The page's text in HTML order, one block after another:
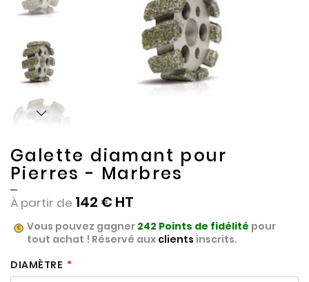
Galette diamant pour
Pierres - Marbres
À partir de 142 €
Vous pouvez gagner 242 Points de fidélité pour
tout achat ! Réservé aux clients inscrits.
DIAMÈTRE
the
images
the
images